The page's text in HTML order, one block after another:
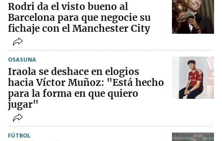
Rodri da el visto bueno al
Barcelona para que negocie su
fichaje con el Manchester City
OSASUNA
Iraola se deshace en elogios
hacia Víctor Muñoz: "Está hecho
para la forma en que quiero
jugar"
FÚTBOL